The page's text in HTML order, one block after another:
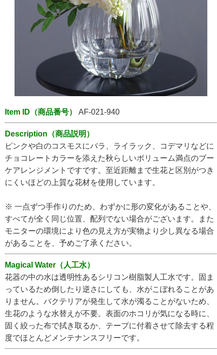
Item ID（商品番号） AF-021-940
Description（商品説明）
ピンクや白のコスモスにバラ、ライラック、コデマリなどに
チョコレートカラーを添えた秋らしいボリューム満点のブー
ケアレンジメントですです。至近距離まで生花と区別がつき
にくいほどの上質な花材を使用しています。
※ 一点ずつ手作りのため、わずかに形の変化があることや、
すべてが全く同じ位置、配列でない場合がございます。また
モニターの環境により色の見え方が実物より少し異なる場合
があることを、予めご了承ください。
Magical Water（人工水）
花器の中の水は透明性あるシリコン樹脂製人工水です。固ま
っているため倒したり逆さにしても、水がこぼれることがあ
りません。バクテリアが発生して水が濁ることがないため、
生花のような水替えが不要。表面のホコリが気になる時に、
固く絞った布で拭き取るか、テープに付着させて除去する程
度でほとんどメンテナンスフリーです。